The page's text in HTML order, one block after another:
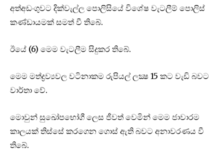
අත්අඩංගුවට දික්වැල්ල පොලිසියේ විශේෂ වැටලීම් පොලිස්
කණ්ඩායමක් සමත් වී තිබේ.
ඊයේ (6) මෙම වැටලීම සිදුකර තිබේ.
මෙම මත්ද්‍රව්‍යවල වටිනාකම රුපියල් ලක්‍ෂ 15 කට වැඩි බවට
වාර්තා වේ.
මොවුන් සුඛෝපභෝගී ලෙස ජීවත් වෙමින් මෙම ජාවාරම
කාලයක් තිස්සේ කරගෙන ගොස් ඇති බවට අනාවරණය වී
තිබේ.